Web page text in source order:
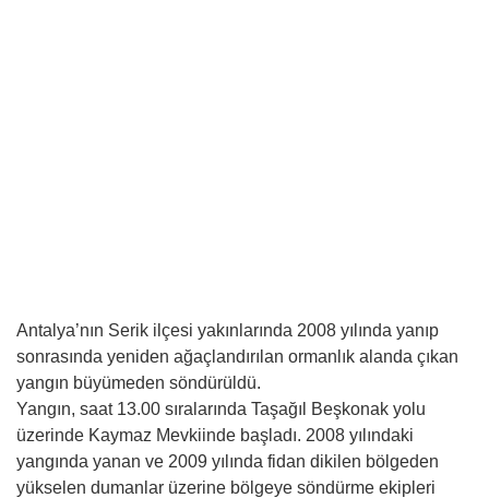
Antalya’nın Serik ilçesi yakınlarında 2008 yılında yanıp
sonrasında yeniden ağaçlandırılan ormanlık alanda çıkan
yangın büyümeden söndürüldü.
Yangın, saat 13.00 sıralarında Taşağıl Beşkonak yolu
üzerinde Kaymaz Mevkiinde başladı. 2008 yılındaki
yangında yanan ve 2009 yılında fidan dikilen bölgeden
yükselen dumanlar üzerine bölgeye söndürme ekipleri